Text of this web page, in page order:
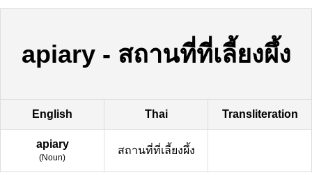
apiary- สถานที่ที่เลี้ยงผึ้ง
English Thai Transliteration
apiary
(Noun)
สถานที่ที่เลี้ยงผึ้ง